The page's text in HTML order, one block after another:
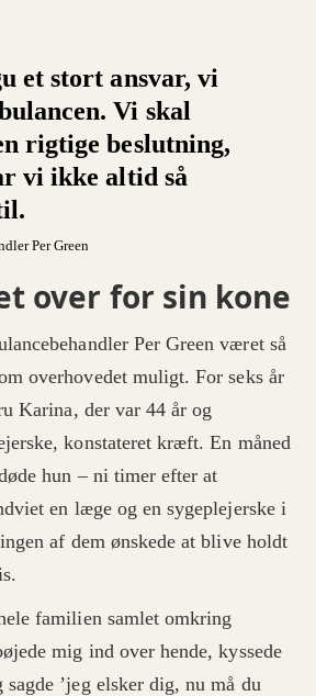
et stort ansvar, vi
Vi skal
rigtige beslutning,
vi ikke altid så
Per Green
over for sin kone
Per Green været så
overhovedet muligt. For seks år
Karina, der var 44 år og
konstateret kræft. En måned
hun – ni timer efter at
en læge og en sygeplejerske i
af dem ønskede at blive holdt
familien samlet omkring
mig ind over hende, kyssede
sagde ’jeg elsker dig, nu må du